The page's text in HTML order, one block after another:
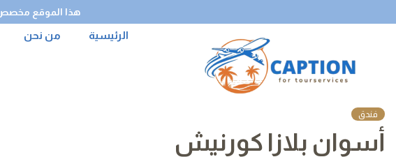
هذا الموقع مخصص
الرئيسية من نحن
فندق
أسوان بلازا كورنيش